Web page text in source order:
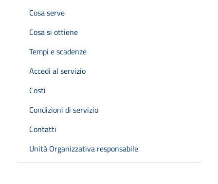
Cosa serve
Cosa si ottiene
Tempi e scadenze
Accedi al servizio
Costi
Condizioni di servizio
Contatti
Unità Organizzativa responsabile